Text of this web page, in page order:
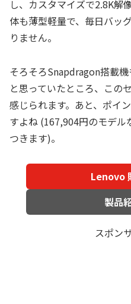
し、カスタマイズで2.8K解
体も薄型軽量で、毎日バッ
りません。
そろそろSnapdragon搭載機
と思っていたところ、この
感じられます。あと、ポイ
すよね (167,904円のモデ
つきます)。
Lenovo
製品
スポン